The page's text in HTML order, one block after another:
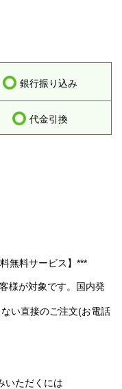
銀行振り込み
代金引換
無料サービス】***
様が対象です。国内発
い直接のご注文(お電話
いただくには